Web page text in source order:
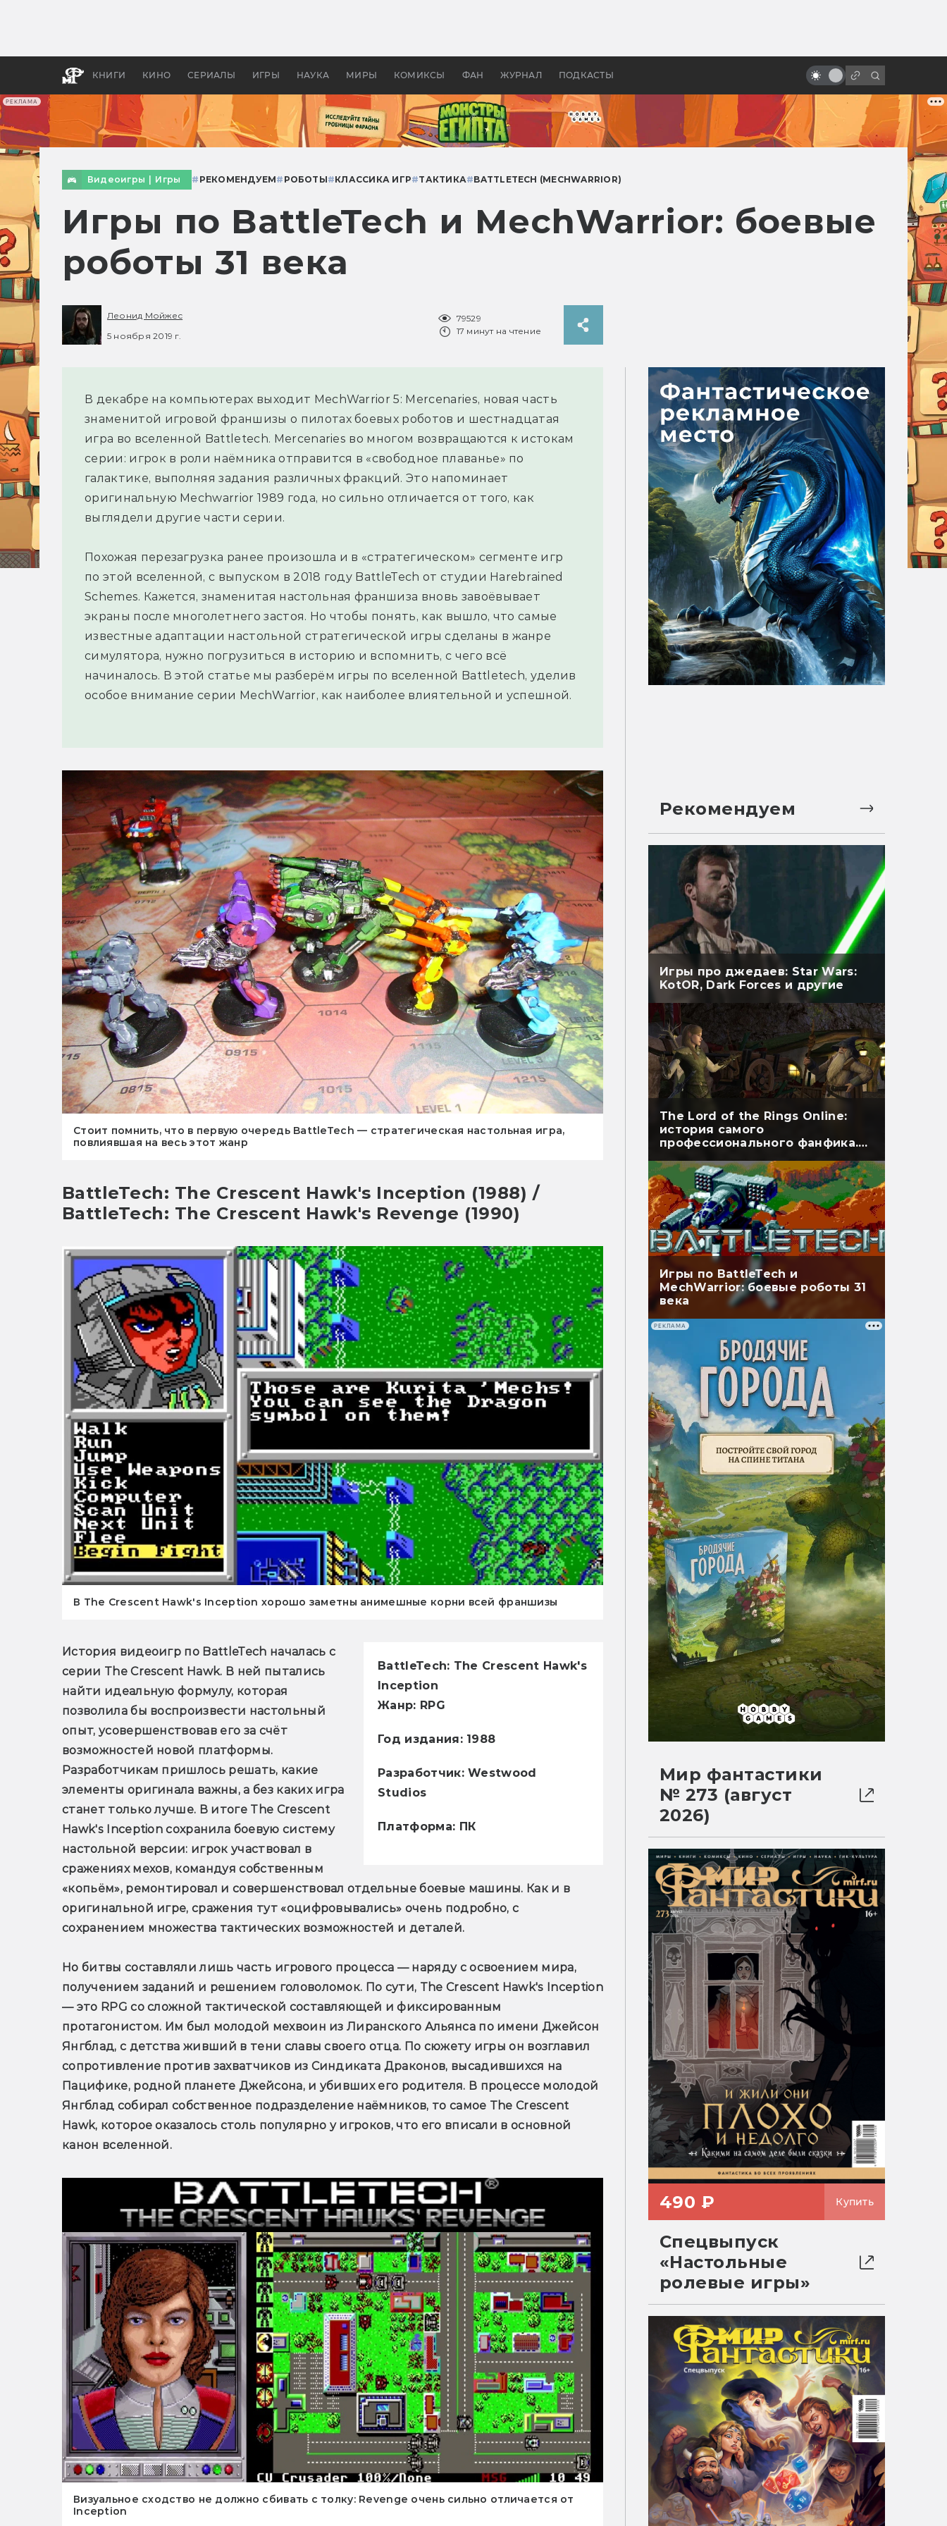
РЕКЛАМА
КНИГИ КИНО СЕРИАЛЫ ИГРЫ НАУКА МИРЫ КОМИКСЫ ФАН ЖУРНАЛ ПОДКАСТЫ
апокалипсис, в России —
бы «Властелина колец»
бояться
Видеоигры Игры # РЕКОМЕНДУЕМ# РОБОТЫ#КЛАССИКА ИГР#ТАКТИКА#BATTLETECH (MECHWARRIOR)
Игры по BattleTech и MechWarrior: боевые
роботы 31 века
Леонид Мойжес
5 ноября 2019 г.
79529
17 минут на чтение
В декабре на компьютерах выходит MechWarrior 5: Mercenaries, новая часть
знаменитой игровой франшизы о пилотах боевых роботов и шестнадцатая
игра во вселенной Battletech. Mercenaries во многом возвращаются к истокам
серии: игрок в роли наёмника отправится в «свободное плаванье» по
галактике, выполняя задания различных фракций. Это напоминает
оригинальную Mechwarrior 1989 года, но сильно отличается от того, как
выглядели другие части серии.
Похожая перезагрузка ранее произошла и в «стратегическом» сегменте игр
по этой вселенной, с выпуском в 2018 году BattleTech от студии Harebrained
Schemes. Кажется, знаменитая настольная франшиза вновь завоёвывает
экраны после многолетнего застоя. Но чтобы понять, как вышло, что самые
известные адаптации настольной стратегической игры сделаны в жанре
симулятора, нужно погрузиться в историю и вспомнить, с чего всё
начиналось. В этой статье мы разберём игры по вселенной Battletech, уделив
особое внимание серии MechWarrior, как наиболее влиятельной и успешной.
Стоит помнить, что в первую очередь BattleTech — стратегическая настольная игра,
повлиявшая на весь этот жанр
BattleTech: The Crescent Hawk's Inception (1988) /
BattleTech: The Crescent Hawk's Revenge (1990)
В The Crescent Hawk's Inception хорошо заметны анимешные корни всей франшизы
BattleTech: The Crescent Hawk's
Inception
Жанр: RPG
Год издания:1988
Разработчик:Westwood
Studios
Платформа: ПК
История видеоигр по BattleTech началась с
серии The Crescent Hawk. В ней пытались
найти идеальную формулу, которая
позволила бы воспроизвести настольный
опыт, усовершенствовав его за счёт
возможностей новой платформы.
Разработчикам пришлось решать, какие
элементы оригинала важны, а без каких игра
станет только лучше. В итоге The Crescent
Hawk's Inception сохранила боевую систему
настольной версии: игрок участвовал в
сражениях мехов, командуя собственным
«копьём», ремонтировал и совершенствовал отдельные боевые машины. Как и в
оригинальной игре, сражения тут «оцифровывались» очень подробно, с
сохранением множества тактических возможностей и деталей.
Но битвы составляли лишь часть игрового процесса — наряду с освоением мира,
получением заданий и решением головоломок. По сути, The Crescent Hawk's Inception
— это RPG со сложной тактической составляющей и фиксированным
протагонистом. Им был молодой мехвоин из Лиранского Альянса по имени Джейсон
Янгблад, с детства живший в тени славы своего отца. По сюжету игры он возглавил
сопротивление против захватчиков из Синдиката Драконов, высадившихся на
Пацифике, родной планете Джейсона, и убивших его родителя. В процессе молодой
Янгблад собирал собственное подразделение наёмников, то самое The Crescent
Hawk, которое оказалось столь популярно у игроков, что его вписали в основной
канон вселенной.
Визуальное сходство не должно сбивать с толку: Revenge очень сильно отличается от
Inception
Рекомендуем
Игры про джедаев: Star Wars:
KotOR, Dark Forces и другие
The Lord of the Rings Online:
история самого
профессионального фанфика.
Игры по BattleTech и
MechWarrior: боевые роботы 31
века
РЕКЛАМА
Мир фантастики
№ 273 (август
2026)
490 ₽ Купить
Спецвыпуск
«Настольные
ролевые игры»